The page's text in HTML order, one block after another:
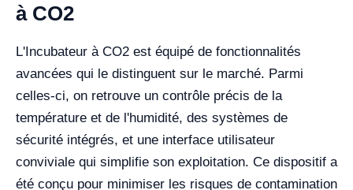
à CO2
L'Incubateur à CO2 est équipé de fonctionnalités
avancées qui le distinguent sur le marché. Parmi
celles-ci, on retrouve un contrôle précis de la
température et de l'humidité, des systèmes de
sécurité intégrés, et une interface utilisateur
conviviale qui simplifie son exploitation. Ce dispositif a
été conçu pour minimiser les risques de contamination